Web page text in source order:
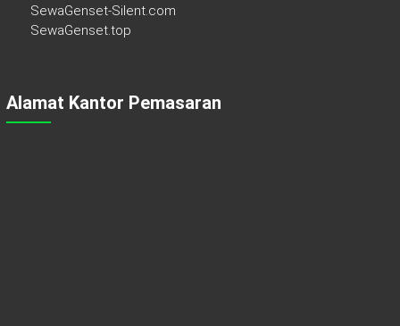
SewaGenset-Silent.com
SewaGenset.top
Alamat Kantor Pemasaran